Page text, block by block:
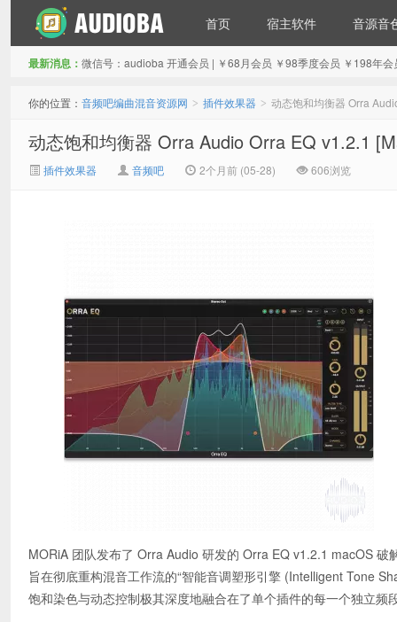
首页 宿主软件 音源音
最新消息： 微信号：audioba 开通会员 | ￥68月会员 ￥98季度会员 ￥198年
你的位置： 音频吧编曲混音资源网 > 插件效果器 > 动态饱和均衡器 Orra
动态饱和均衡器 Orra Audio Orra EQ v1.2.1
插件效果器 音频吧 2个月前 (05-28) 606浏览
MORiA 团队发布了 Orra Audio 研发的 Orra EQ v1.2.1 macOS
旨在彻底重构混音工作流的“智能音调塑形引擎 (Intelligent Tone
饱和染色与动态控制极其深度地融合在了单个插件的每一个独立频段